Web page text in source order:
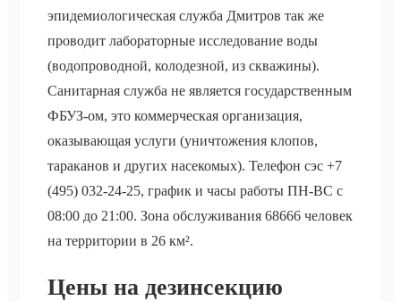
эпидемиологическая служба Дмитров так же
проводит лабораторные исследование воды
(водопроводной, колодезной, из скважины).
Санитарная служба не является государственным
ФБУЗ-ом, это коммерческая организация,
оказывающая услуги (уничтожения клопов,
тараканов и других насекомых). Телефон сэс +7
(495) 032-24-25, график и часы работы ПН-ВС с
08:00 до 21:00. Зона обслуживания 68666 человек
на территории в 26 км².
Цены на дезинсекцию